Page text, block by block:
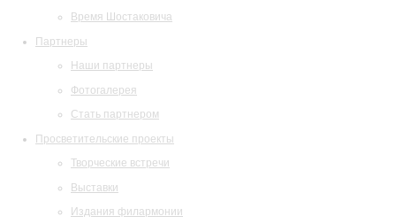
Время Шостаковича
Партнеры
Наши партнеры
Фотогалерея
Стать партнером
Просветительские проекты
Творческие встречи
Выставки
Издания филармонии